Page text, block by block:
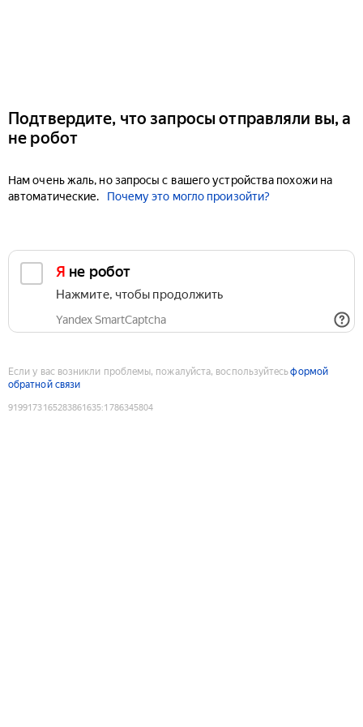
Подтвердите, что запросы отправляли вы, а
не робот
Нам очень жаль, но запросы с вашего устройства похожи на
автоматические.
Почему это могло произойти?
Я не робот
Нажмите, чтобы продолжить
Yandex SmartCaptcha
Если у вас возникли проблемы, пожалуйста, воспользуйтесьформой
обратной связи
9199173165283861635:1786345804